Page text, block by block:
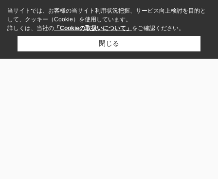
当サイトでは、お客様の当サイト利用状況把握、サービス向上検討を目的と
して、クッキー（Cookie）を使用しています。
詳しくは、当社の 「Cookieの取扱いについて」 をご確認ください。
閉じる